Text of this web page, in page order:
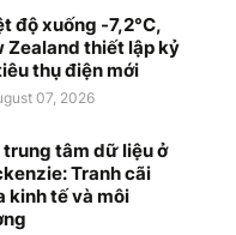
độ xuống -7,2°C,
Zealand thiết lập kỷ
thụ điện mới
07, 2026
trung tâm dữ liệu ở
Tranh cãi
kinh tế và môi